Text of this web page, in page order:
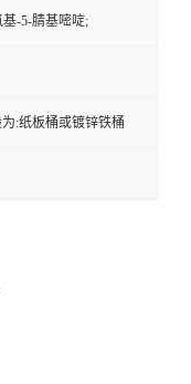
-5-腈基嘧啶;
:纸板桶或镀锌铁桶